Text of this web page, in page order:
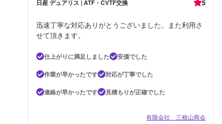
日産 デュアリス | ATF・CVTF交換 5
迅速丁寧な対応ありがとうございました。また利用さ
せて頂きます。
仕上がりに満足しました
安価でした
作業が早かったです
対応が丁寧でした
連絡が早かったです
見積もりが正確でした
有限会社 三根山商会